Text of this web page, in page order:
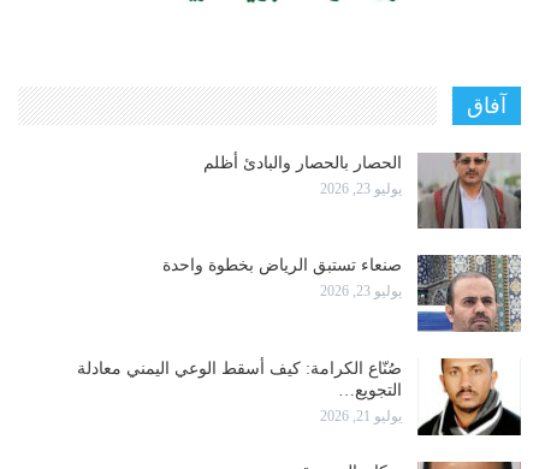
آفاق
الحصار بالحصار والبادئ أظلم
يوليو 23, 2026
صنعاء تستبق الرياض بخطوة واحدة
يوليو 23, 2026
صُنّاع الكرامة: كيف أسقط الوعي اليمني معادلة
التجويع…
يوليو 21, 2026